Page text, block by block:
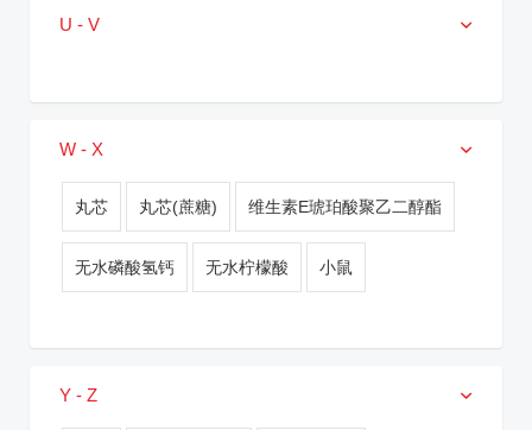
U - V
W - X
丸芯 丸芯(蔗糖) 维生素E琥珀酸聚乙二醇酯
无水磷酸氢钙 无水柠檬酸 小鼠
Y - Z